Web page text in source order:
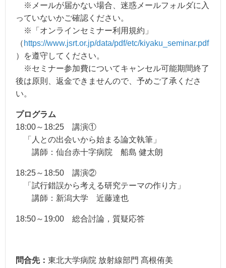
※メールが届かない場合、迷惑メールフォルダに入
っていないかご確認ください。
※「オンラインセミナー利用規約」
（ https://www.jsrt.or.jp/data/pdf/etc/kiyaku_seminar.pdf
）を遵守してください。
※セミナー参加費についてキャンセル可能期間終了
後は原則、返金できませんので、予めご了承くださ
い。
プログラム
18:00～18:25 講演①
「人との出会いから始まる論文執筆」
講師：仙台赤十字病院 船島 健太朗
18:25～18:50 講演②
「試行錯誤から考える研究テーマの作り方」
講師：新潟大学 近藤達也
18:50～19:00 総合討論，質疑応答
問合先： 東北大学病院 放射線部門 髙根侑美